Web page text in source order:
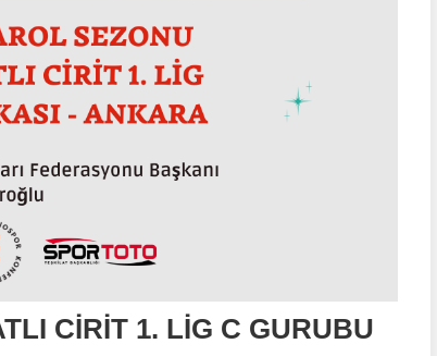
CİRİT 1. LİG C GURUBU